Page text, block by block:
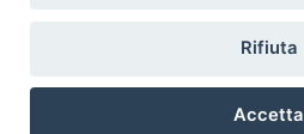
Ufficio Amministrativo, Ufficio Economato)
Rifiuta
Accetta